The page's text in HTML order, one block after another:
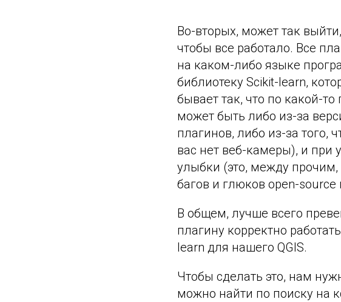
Во-вторых, может так
чтобы все работало. Все
на каком-либо языке
библиотеку Scikit-learn,
бывает так, что по какой-
может быть либо из-за
плагинов, либо из-за того,
вас нет веб-камеры), и при
улыбки (это, между
багов и глюков open-
В общем, лучше всего
плагину корректно
learn для нашего QGIS.
Чтобы сделать это, нам
можно найти по поиску на